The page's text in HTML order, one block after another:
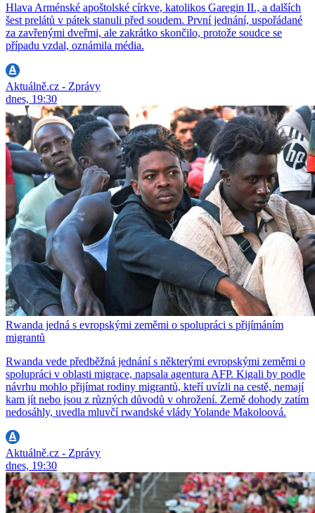
Hlava Arménské apoštolské církve, katolikos Garegin II., a dalších
šest prelátů v pátek stanuli před soudem. První jednání, uspořádané
za zavřenými dveřmi, ale zakrátko skončilo, protože soudce se
případu vzdal, oznámila média.
Aktuálně.cz - Zprávy
dnes, 19:30
Rwanda jedná s evropskými zeměmi o spolupráci s přijímáním
migrantů
Rwanda vede předběžná jednání s některými evropskými zeměmi o
spolupráci v oblasti migrace, napsala agentura AFP. Kigali by podle
návrhu mohlo přijímat rodiny migrantů, kteří uvízli na cestě, nemají
kam jít nebo jsou z různých důvodů v ohrožení. Země dohody zatím
nedosáhly, uvedla mluvčí rwandské vlády Yolande Makoloová.
Aktuálně.cz - Zprávy
dnes, 19:30